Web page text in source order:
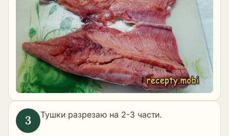
Тушки разрезаю на 2-3 части.